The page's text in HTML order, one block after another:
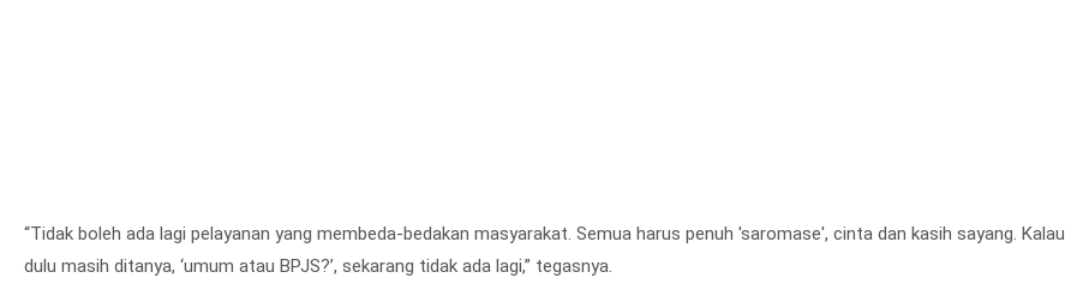
“Tidak boleh ada lagi pelayanan yang membeda-bedakan masyarakat. Semua harus penuh 'saromase', cinta dan kasih sayang. Kalau
dulu masih ditanya, ‘umum atau BPJS?’, sekarang tidak ada lagi,” tegasnya.